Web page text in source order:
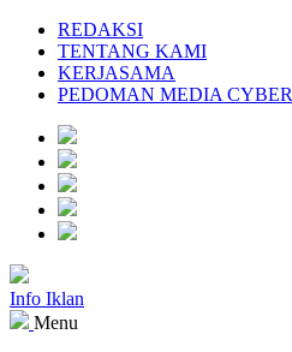
REDAKSI
TENTANG KAMI
KERJASAMA
PEDOMAN MEDIA CYBER
Info Iklan
Menu